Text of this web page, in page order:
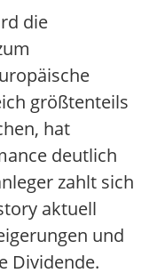
die
größtenteils
hat
deutlich
zahlt sich
aktuell
und
Dividende.